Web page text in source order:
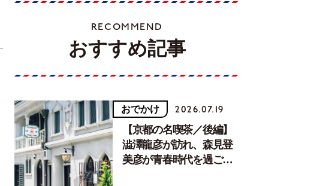
RECOMMEND
おすすめ記事
おでかけ 2026.07.19
【京都の名喫茶／後編】
澁澤龍彦が訪れ、森見登
美彦が青春時代を過ごし